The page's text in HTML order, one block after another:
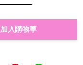
加入購物車